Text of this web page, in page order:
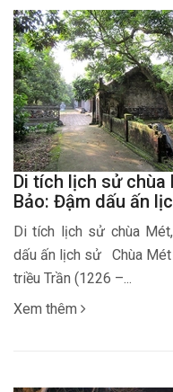
Di tích lịch sử chùa
Bảo: Đậm dấu ấn
Di tích lịch sử chùa
dấu ấn lịch sử Chùa
triều Trần (1226 –...
Xem thêm